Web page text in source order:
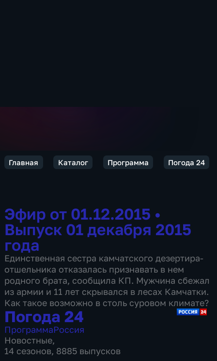
Главная Каталог Программа Погода 24
Эфир от 01.12.2015 •
Выпуск 01 декабря 2015
года
Единственная сестра камчатского дезертира-
отшельника отказалась признавать в нем
родного брата, сообщила КП. Мужчина сбежал
из армии и 11 лет скрывался в лесах Камчатки.
Как такое возможно в столь суровом климате?
Погода 24
ПрограммаРоссия
Новостные,
14 сезонов, 8885 выпусков